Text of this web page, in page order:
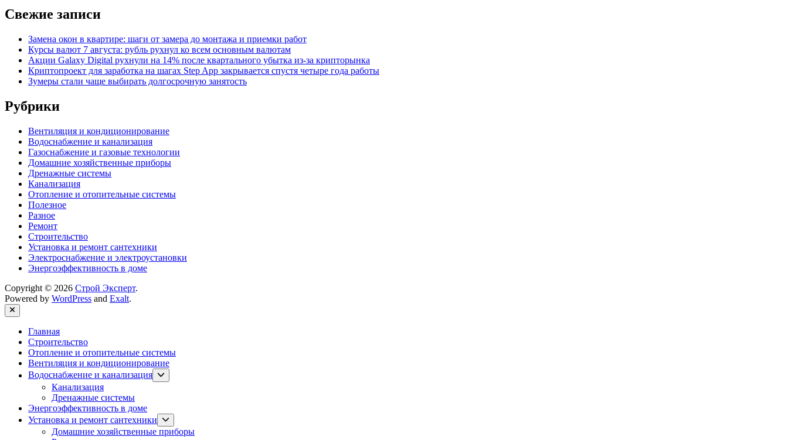
Свежие записи
Замена окон в квартире: шаги от замера до монтажа и приемки работ
Курсы валют 7 августа: рубль рухнул ко всем основным валютам
Акции Galaxy Digital рухнули на 14% после квартального убытка из-за крипторынка
Криптопроект для заработка на шагах Step App закрывается спустя четыре года работы
Зумеры стали чаще выбирать долгосрочную занятость
Рубрики
Вентиляция и кондиционирование
Водоснабжение и канализация
Газоснабжение и газовые технологии
Домашние хозяйственные приборы
Дренажные системы
Канализация
Отопление и отопительные системы
Полезное
Разное
Ремонт
Строительство
Установка и ремонт сантехники
Электроснабжение и электроустановки
Энергоэффективность в доме
Copyright © 2026 Строй Эксперт.
Powered by WordPress and Exalt.
Close
Главная
Строительство
Отопление и отопительные системы
Вентиляция и кондиционирование
Водоснабжение и канализация
Show
sub
Канализация
Дренажные системы
Энергоэффективность в доме
Установка и ремонт сантехники
sub
menu
Домашние хозяйственные приборы